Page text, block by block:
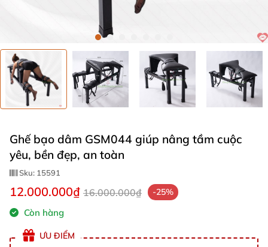
Ghế bạo dâm GSM044 giúp nâng tầm cuộc
yêu, bền đẹp, an toàn
Sku: 15591
12.000.000₫ 16.000.000₫ -25%
Còn hàng
ƯU ĐIỂM